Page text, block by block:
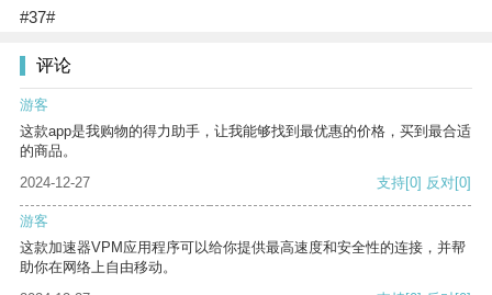
#37#
评论
游客
这款app是我购物的得力助手，让我能够找到最优惠的价格，买到最合适
的商品。
2024-12-27
支持[0] 反对[0]
游客
这款加速器VPM应用程序可以给你提供最高速度和安全性的连接，并帮
助你在网络上自由移动。